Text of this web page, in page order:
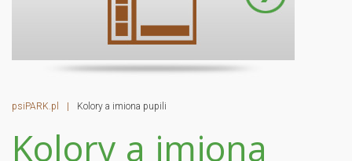
psiPARK.pl | Kolory a imiona pupili
Kolory a imiona